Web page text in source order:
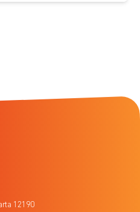
12190